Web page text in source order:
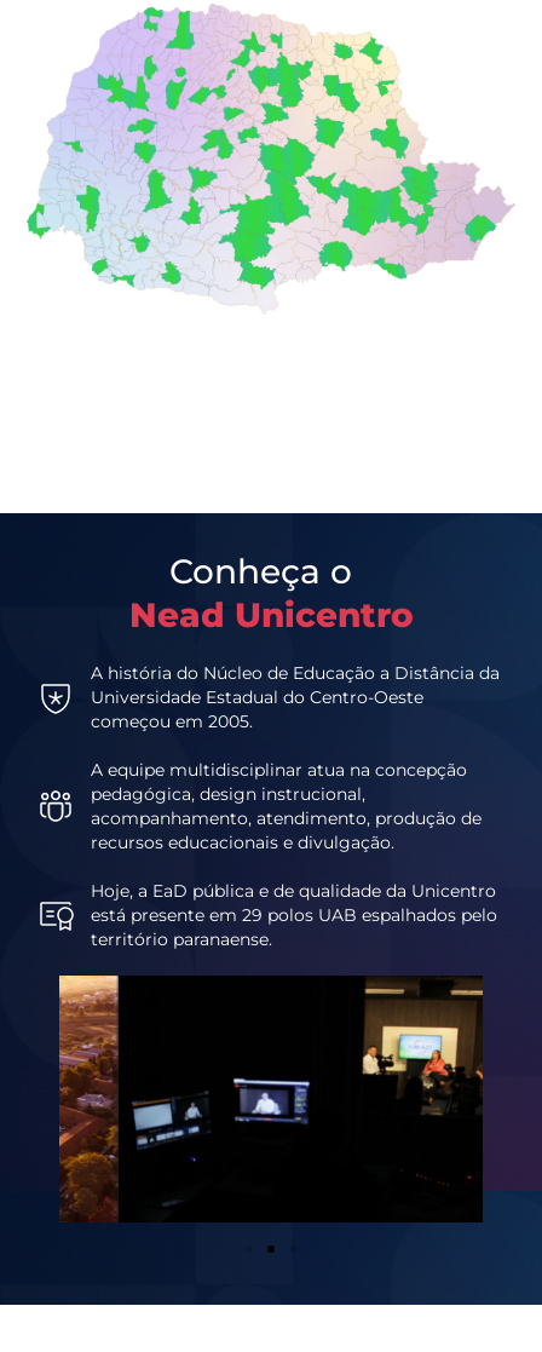
Conheça o
Nead Unicentro
A história do Núcleo de Educação a Distância da
Universidade Estadual do Centro-Oeste
começou em 2005.
A equipe multidisciplinar atua na concepção
pedagógica, design instrucional,
acompanhamento, atendimento, produção de
recursos educacionais e divulgação.
Hoje, a EaD pública e de qualidade da Unicentro
está presente em 29 polos UAB espalhados pelo
território paranaense.